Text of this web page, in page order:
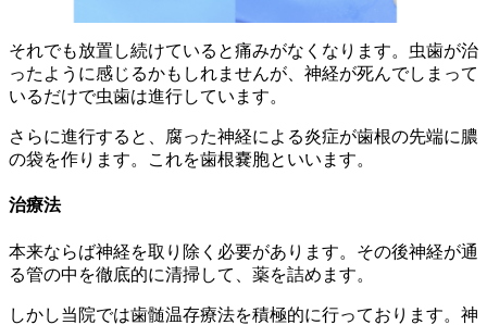
それでも放置し続けていると痛みがなくなります。虫歯が治
ったように感じるかもしれませんが、神経が死んでしまって
いるだけで虫歯は進行しています。
さらに進行すると、腐った神経による炎症が歯根の先端に膿
の袋を作ります。これを歯根嚢胞といいます。
治療法
本来ならば神経を取り除く必要があります。その後神経が通
る管の中を徹底的に清掃して、薬を詰めます。
しかし当院では歯髄温存療法を積極的に行っております。神